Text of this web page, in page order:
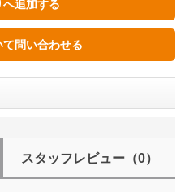
スタッフレビュー（0）